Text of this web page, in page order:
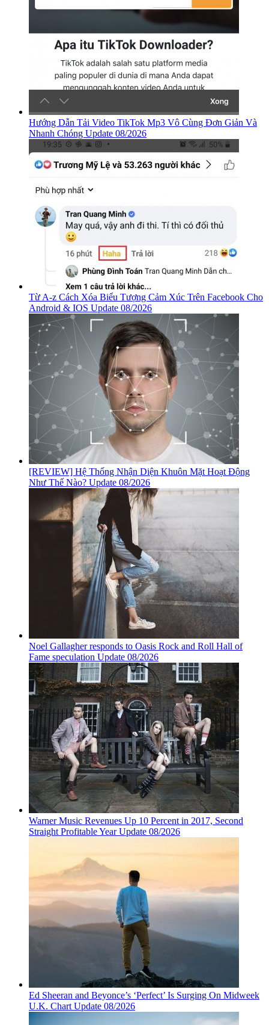
Hướng Dẫn Tải Video TikTok Mp3 Vô Cùng Đơn Giản Và
Nhanh Chóng Update 08/2026
Từ A-z Cách Xóa Biểu Tượng Cảm Xúc Trên Facebook Cho
Android & IOS Update 08/2026
[REVIEW] Hệ Thống Nhận Diện Khuôn Mặt Hoạt Động
Như Thế Nào? Update 08/2026
Noel Gallagher responds to Oasis Rock and Roll Hall of
Fame speculation Update 08/2026
Warner Music Revenues Up 10 Percent in 2017, Second
Straight Profitable Year Update 08/2026
Ed Sheeran and Beyonce’s ‘Perfect’ Is Surging On Midweek
U.K. Chart Update 08/2026